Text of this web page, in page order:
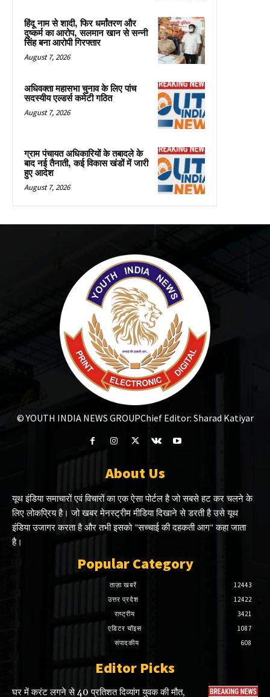
हिंदू नाम से शादी, फिर धर्मांतरण और
दुष्कर्म का आरोप, सलमान खान से सन्नी
सिंह बना आरोपी गिरफ्तार
August 7, 2026
अधिवक्ता महासभा चुनाव के लिए पांच
सदस्यीय एल्डर्स कमेटी गठित
August 7, 2026
ग्राम पंचायत अधिकारियों के तबादले के
बाद नई तैनाती, कई विकास खंडों में जारी
हुए आदेश
August 7, 2026
© YOUTH INDIA NEWS GROUPChief Editor: Sharad Katiyar
About Us
यूथ इंडिया समाचारों एवं विचारों का एक ऐसा पोर्टल है जो सबसे हट कर चलने के
लिए लोकप्रिय है। जो खबर मेनस्ट्रीम मीडिया दिखाने से डरती है उसे यूथ
इंडिया उजागर करता है और तभी इसको "सच्चाई की दहकती आग" कहा जाता
है।
Popular Category
ताज़ा खबरें
12443
उत्तर प्रदेश
12422
राष्ट्रीय
3421
एडिटर चॉइस
1087
संपादकीय
608
Editor Picks
घर में करंट लगने से 40 प्रतिशत दिव्यांग युवक की मौत,